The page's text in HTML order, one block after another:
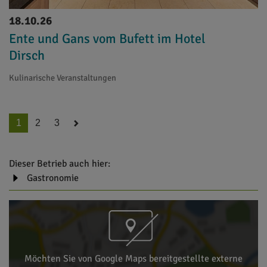
18.10.26
Ente und Gans vom Bufett im Hotel
Dirsch
Kulinarische Veranstaltungen
1 2 3
Dieser Betrieb auch hier:
Gastronomie
Möchten Sie von Google Maps bereitgestellte externe